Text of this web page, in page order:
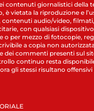
contenuti giornalistici della
è vietata la riproduzione e
contenuti audio/video,
con qualsiasi dispositivo
o per mezzo di fotocopie,
a copia non
dei commenti presenti sul
continuo resta
gli stessi risultano